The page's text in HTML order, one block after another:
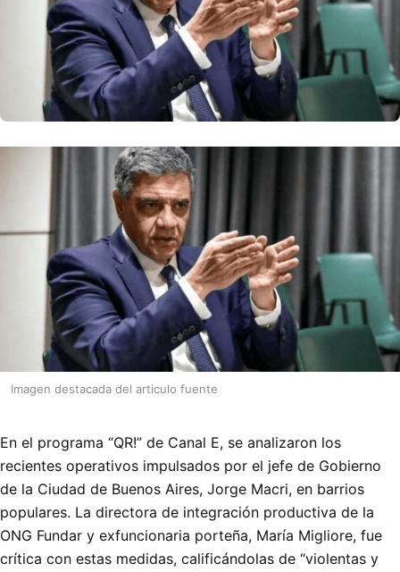
Imagen destacada del articulo fuente
En el programa “QR!” de Canal E, se analizaron los
recientes operativos impulsados por el jefe de Gobierno
de la Ciudad de Buenos Aires, Jorge Macri, en barrios
populares. La directora de integración productiva de la
ONG Fundar y exfuncionaria porteña, María Migliore, fue
crítica con estas medidas, calificándolas de “violentas y